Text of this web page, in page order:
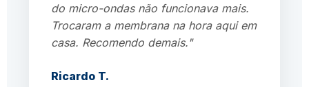
do micro-ondas não funcionava mais.
Trocaram a membrana na hora aqui em
casa. Recomendo demais."
Ricardo T.